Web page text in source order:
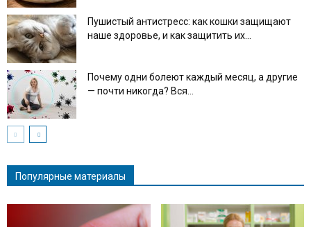
Пушистый антистресс: как кошки защищают
наше здоровье, и как защитить их...
Почему одни болеют каждый месяц, а другие
— почти никогда? Вся...
Популярные материалы